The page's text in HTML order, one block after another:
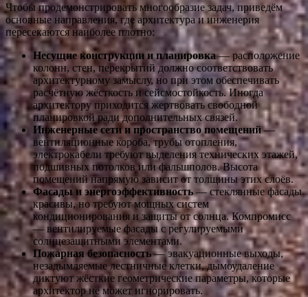
Чтобы продемонстрировать многообразие задач, приведём
основные направления, где архитектура и инженерия
пересекаются наиболее плотно:
Несущие конструкции и планировка— расположение
колонн, стен, перекрытий должно соответствовать
архитектурному замыслу, но при этом обеспечивать
расчётную жёсткость и сейсмостойкость. Иногда
архитектору приходится жертвовать свободной
планировкой ради дополнительных связей.
Инженерные сети и пространство помещений—
вентиляционные короба, трубы отопления,
электрокабели требуют выделения технических этажей,
подшивных потолков или фальшполов. Высота
помещений напрямую зависит от толщины этих слоёв.
Фасады и энергоэффективность — стеклянные фасады
красивы, но требуют мощных систем
кондиционирования и защиты от солнца. Компромисс
— вентилируемые фасады с регулируемыми
солнцезащитными элементами.
Пожарная безопасность— эвакуационные выходы,
незадымляемые лестничные клетки, дымоудаление
диктуют жёсткие геометрические параметры, которые
архитектор не может игнорировать.